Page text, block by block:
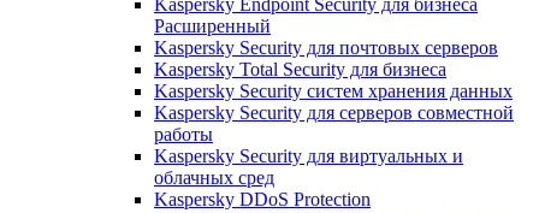
Kaspersky Endpoint Security для бизнеса
Расширенный
Kaspersky Security для почтовых серверов
Kaspersky Total Security для бизнеса
Kaspersky Security систем хранения данных
Kaspersky Security для серверов совместной
работы
Kaspersky Security для виртуальных и
облачных сред
Kaspersky DDoS Protection